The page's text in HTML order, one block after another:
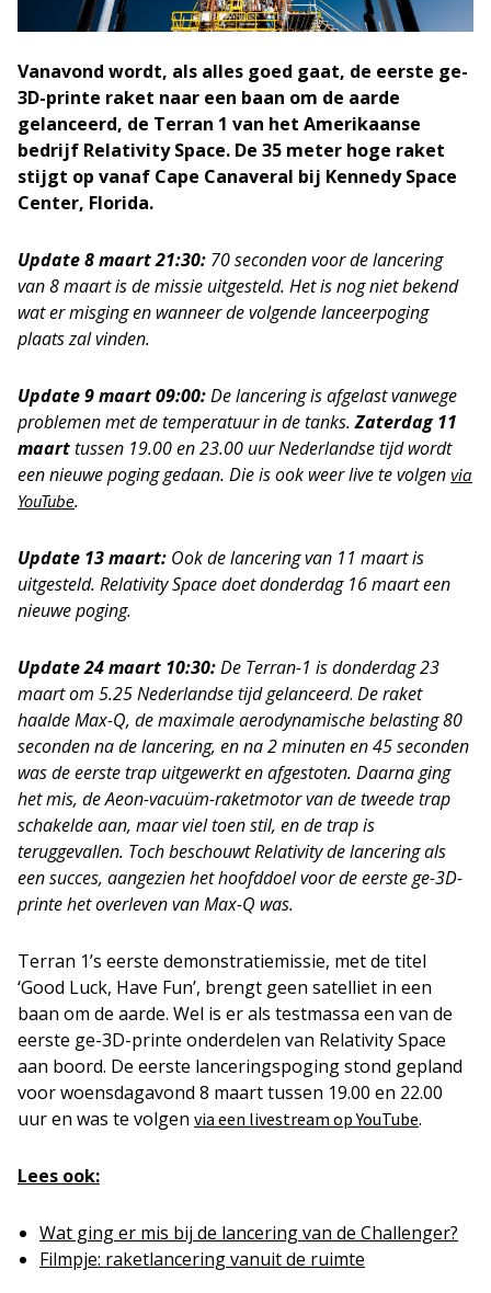
Vanavond wordt, als alles goed gaat, de eerste ge-
3D-printe raket naar een baan om de aarde
gelanceerd, de Terran 1 van het Amerikaanse
bedrijf Relativity Space. De 35 meter hoge raket
stijgt op vanaf Cape Canaveral bij Kennedy Space
Center, Florida.
Update 8 maart 21:30: 70 seconden voor de lancering
van 8 maart is de missie uitgesteld. Het is nog niet bekend
wat er misging en wanneer de volgende lanceerpoging
plaats zal vinden.
Update 9 maart 09:00:De lancering is afgelast vanwege
problemen met de temperatuur in de tanks.Zaterdag 11
maarttussen 19.00 en 23.00 uur Nederlandse tijd wordt
een nieuwe poging gedaan. Die is ook weer live te volgen via
YouTube.
Update 13 maart: Ook de lancering van 11 maart is
uitgesteld. Relativity Space doet donderdag 16 maart een
nieuwe poging.
Update 24 maart 10:30:De Terran-1 is donderdag 23
maart om 5.25 Nederlandse tijd gelanceerd. De raket
haalde Max-Q, de maximale aerodynamische belasting 80
seconden na de lancering, en na 2 minuten en 45 seconden
was de eerste trap uitgewerkt en afgestoten. Daarna ging
het mis, de Aeon-vacuüm-raketmotor van de tweede trap
schakelde aan, maar viel toen stil, en de trap is
teruggevallen. Toch beschouwt Relativity de lancering als
een succes, aangezien het hoofddoel voor de eerste ge-3D-
printe het overleven van Max-Q was.
Terran 1’s eerste demonstratiemissie, met de titel
‘Good Luck, Have Fun’, brengt geen satelliet in een
baan om de aarde. Wel is er als testmassa een van de
eerste ge-3D-printe onderdelen van Relativity Space
aan boord. De eerste lanceringspoging stond gepland
voor woensdagavond 8 maart tussen 19.00 en 22.00
uur en was te volgen via een livestream op YouTube.
Lees ook:
Wat ging er mis bij de lancering van de Challenger?
Filmpje: raketlancering vanuit de ruimte